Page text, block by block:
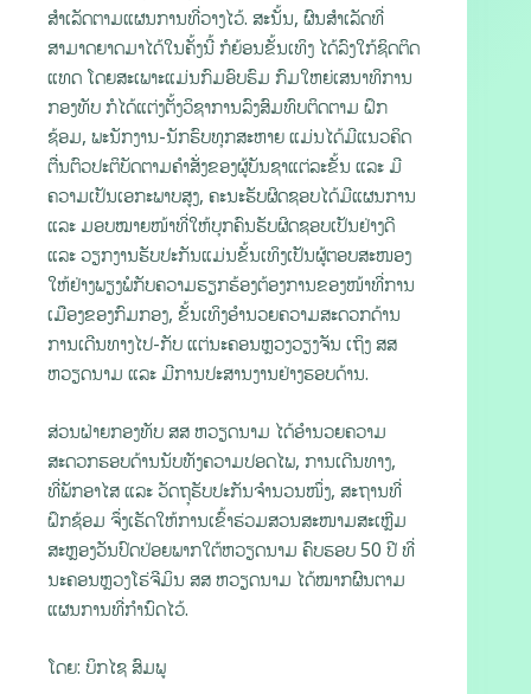
ສຳເລັດຕາມແຜນການທີ່ວາງໄວ້. ສະນັ້ນ, ຜົນສຳເລັດທີ່
ສາມາດຍາດມາໄດ້ໃນຄັ້ງນີ້ ກໍຍ້ອນຂັ້ນເທິງ ໄດ້ລົງໃກ້ຊິດຕິດ
ແທດ ໂດຍສະເພາະແມ່ນກົມອົບຮົມ ກົມໃຫຍ່ເສນາທິການ
ກອງທັບ ກໍໄດ້ແຕ່ງຕັ້ງວິຊາການລົງສົມທົບຕິດຕາມ ຝຶກ
ຊ້ອມ, ພະນັກງານ-ນັກຮົບທຸກສະຫາຍ ແມ່ນໄດ້ມີແນວຄິດ
ຕື່ນຕົວປະຕິບັດຕາມຄໍາສັ່ງຂອງຜູ້ບັນຊາແຕ່ລະຂັ້ນ ແລະ ມີ
ຄວາມເປັນເອກະພາບສູງ, ຄະນະຮັບຜິດຊອບໄດ້ມີແຜນການ
ແລະ ມອບໝາຍໜ້າທີ່ໃຫ້ບຸກຄົນຮັບຜິດຊອບເປັນຢ່າງດີ
ແລະ ວຽກງານຮັບປະກັນແມ່ນຂັ້ນເທິງເປັນຜູ້ຕອບສະໜອງ
ໃຫ້ຢ່າງພຽງພໍກັບຄວາມຮຽກຮ້ອງຕ້ອງການຂອງໜ້າທີ່ການ
ເມືອງຂອງກົມກອງ, ຂັ້ນເທິງອຳນວຍຄວາມສະດວກດ້ານ
ການເດີນທາງໄປ-ກັບ ແຕ່ນະຄອນຫຼວງວຽງຈັນ ເຖິງ ສສ
ຫວຽດນາມ ແລະ ມີການປະສານງານຢ່າງຮອບດ້ານ.
ສ່ວນຝ່າຍກອງທັບ ສສ ຫວຽດນາມ ໄດ້ອໍານວຍຄວາມ
ສະດວກຮອບດ້ານນັບທັງຄວາມປອດໄພ, ການເດີນທາງ,
ທີ່ພັກອາໄສ ແລະ ວັດຖຸຮັບປະກັນຈຳນວນໜຶ່ງ, ສະຖານທີ່
ຝຶກຊ້ອມ ຈຶ່ງເຮັດໃຫ້ການເຂົ້າຮ່ວມສວນສະໜາມສະເຫຼີມ
ສະຫຼອງວັນປົດປ່ອຍພາກໃຕ້ຫວຽດນາມ ຄົບຮອບ 50 ປີ ທີ່
ນະຄອນຫຼວງໂຮ່ຈີມິນ ສສ ຫວຽດນາມ ໄດ້ໝາກຜົນຕາມ
ແຜນການທີ່ກຳນົດໄວ້.
ໂດຍ: ບິກໄຊ ສົມພູ